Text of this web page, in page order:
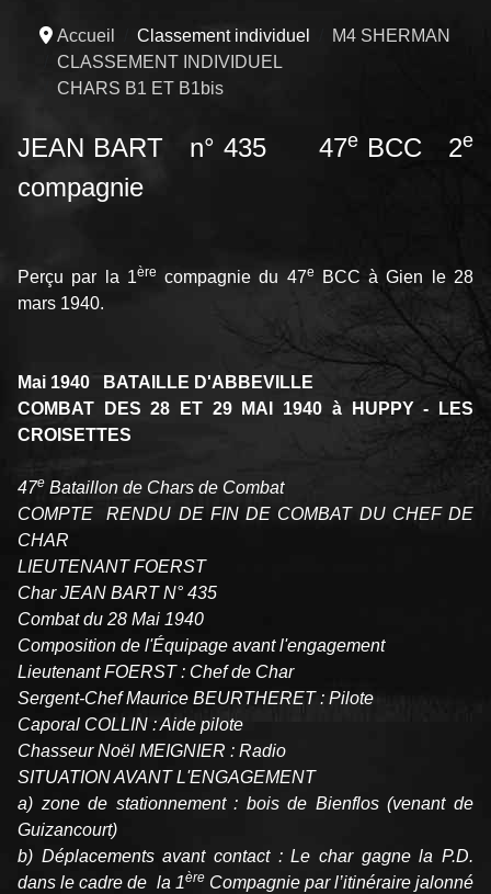
Accueil Classement individuel
M4 SHERMAN
CLASSEMENT INDIVIDUEL
CHARS B1 ET B1bis
JEAN BART n° 435 47e BCC 2e
compagnie
Perçu par la 1ère compagnie du 47e
BCC à Gien le 28
mars 1940.
Mai 1940 BATAILLE D'ABBEVILLE
COMBAT DES 28 ET 29 MAI 1940 à HUPPY - LES
CROISETTES
47e Bataillon de Chars de Combat
COMPTE RENDU DE FIN DE COMBAT DU CHEF DE
CHAR
LIEUTENANT FOERST
Char JEAN BART N° 435
Combat du 28 Mai 1940
Composition de l'Équipage avant l'engagement
Lieutenant FOERST : Chef de Char
Sergent-Chef Maurice BEURTHERET : Pilote
Caporal COLLIN : Aide pilote
Chasseur Noël MEIGNIER : Radio
SITUATION AVANT L'ENGAGEMENT
a) zone de stationnement : bois de Bienflos (venant de
Guizancourt)
b) Déplacements avant contact : Le char gagne la P.D.
dans le cadre de la 1èreCompagnie par l’itinéraire jalonné